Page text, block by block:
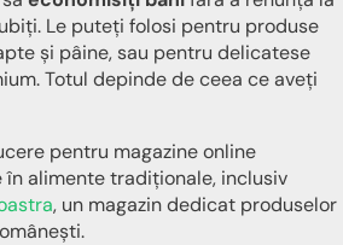
Le puteți folosi pentru produse
și pâine, sau pentru delicatese
Totul depinde de ceea ce aveți
pentru magazine online
alimente tradiționale, inclusiv
, un magazin dedicat produselor